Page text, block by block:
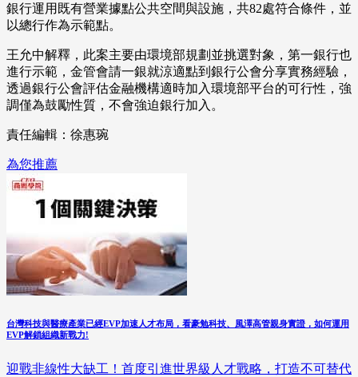
銀行運用既有營業據點公共空間與設施，共82處符合條件，並
以總行作為示範點。
王允中解釋，此案主要由環境部規劃並挑選對象，第一銀行也
進行示範，金管會請一銀就涼適點到銀行公會分享實務經驗，
透過銀行公會評估金融機構適時加入環境部平台的可行性，強
調僅為鼓勵性質，不會強迫銀行加入。
責任編輯：徐惠琬
為您推薦
台灣科技與醫療產業已經EVP加速人才布局，看豪勉科技、風澤高管親身實證，如何運用
EVP解鎖組織新戰力!
迎戰非線性大缺工！首度引進世界級人才戰略，打造不可替代